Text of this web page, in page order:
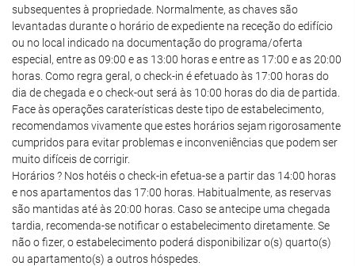
subsequentes à propriedade. Normalmente, as chaves são
levantadas durante o horário de expediente na receção do edifício
ou no local indicado na documentação do programa/oferta
especial, entre as 09:00 e as 13:00 horas e entre as 17:00 e as 20:00
horas. Como regra geral, o check-in é efetuado às 17:00 horas do
dia de chegada e o check-out será às 10:00 horas do dia de partida.
Face às operações caraterísticas deste tipo de estabelecimento,
recomendamos vivamente que estes horários sejam rigorosamente
cumpridos para evitar problemas e inconveniências que podem ser
muito difíceis de corrigir.
Horários ? Nos hotéis o check-in efetua-se a partir das 14:00 horas
e nos apartamentos das 17:00 horas. Habitualmente, as reservas
são mantidas até às 20:00 horas. Caso se antecipe uma chegada
tardia, recomenda-se notificar o estabelecimento diretamente. Se
não o fizer, o estabelecimento poderá disponibilizar o(s) quarto(s)
ou apartamento(s) a outros hóspedes.